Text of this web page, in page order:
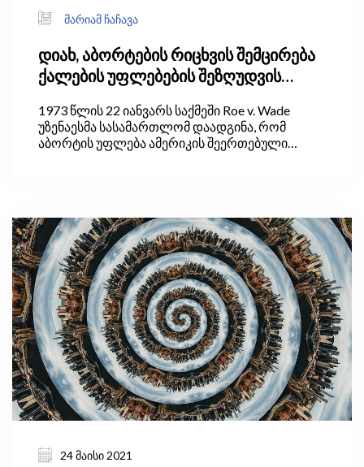
მარიამ ჩაჩავა
დიახ, აბორტების რიცხვის შემცირება
ქალების უფლებების შეზღუდვის
1973 წლის 22 იანვარს საქმეში Roe v. Wade
უზენაესმა სასამართლომ დაადგინა, რომ
აბორტის უფლება ამერიკის შეერთებული
შეზღუდვა.
24 მაისი 2021